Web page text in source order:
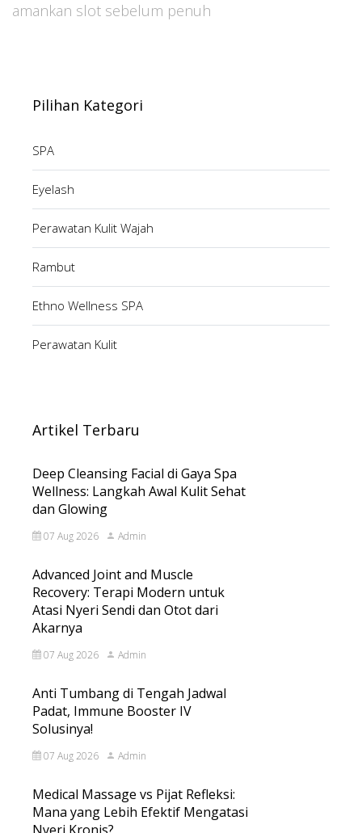
amankan slot sebelum penuh
Pilihan Kategori
SPA
Eyelash
Perawatan Kulit Wajah
Rambut
Ethno Wellness SPA
Perawatan Kulit
Artikel Terbaru
Deep Cleansing Facial di Gaya Spa
Wellness: Langkah Awal Kulit Sehat
dan Glowing
07 Aug 2026 Admin
Advanced Joint and Muscle
Recovery: Terapi Modern untuk
Atasi Nyeri Sendi dan Otot dari
Akarnya
07 Aug 2026 Admin
Anti Tumbang di Tengah Jadwal
Padat, Immune Booster IV
Solusinya!
07 Aug 2026 Admin
Medical Massage vs Pijat Refleksi:
Mana yang Lebih Efektif Mengatasi